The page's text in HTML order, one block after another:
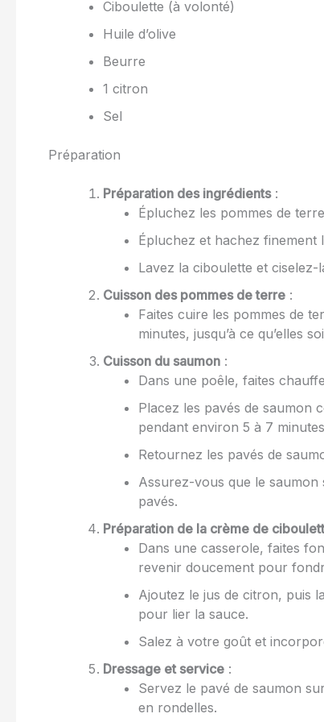
Ciboulette (à volonté)
Huile d’olive
Beurre
1 citron
Sel
Préparation
Préparation des ingrédients:
Épluchez les pommes de
Épluchez et hachez finement
Lavez la ciboulette et ciselez-
Cuisson des pommes de terre :
Faites cuire les pommes de
minutes, jusqu’à ce qu’elles
Cuisson du saumon :
Dans une poêle, faites
Placez les pavés de saumon
pendant environ 5 à 7
Retournez les pavés de
Assurez-vous que le saumon
pavés.
Préparation de la crème de
Dans une casserole, faites
revenir doucement pour
Ajoutez le jus de citron, puis
pour lier la sauce.
Salez à votre goût et
Dressage et service :
Servez le pavé de saumon
en rondelles.